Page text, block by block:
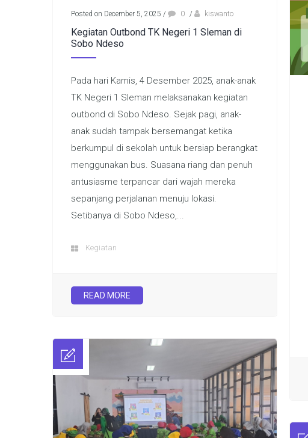
Posted on December 5, 2025 / 0 / kiswanto
Kegiatan Outbond TK Negeri 1 Sleman di
Sobo Ndeso
Pada hari Kamis, 4 Desember 2025, anak-anak
TK Negeri 1 Sleman melaksanakan kegiatan
outbond di Sobo Ndeso. Sejak pagi, anak-
anak sudah tampak bersemangat ketika
berkumpul di sekolah untuk bersiap berangkat
menggunakan bus. Suasana riang dan penuh
antusiasme terpancar dari wajah mereka
sepanjang perjalanan menuju lokasi.
Setibanya di Sobo Ndeso,...
Kegiatan
READ MORE